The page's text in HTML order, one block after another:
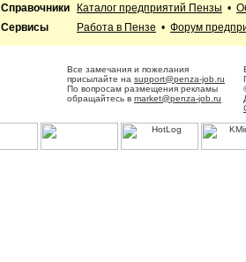
Справочники
Каталог предприятий Пензы •
Сервисы
Работа в Пензе • Форум
Все замечания и пожелания
присылайте на support@penza-job.ru
По вопросам размещения рекламы
обращайтесь в market@penza-job.ru